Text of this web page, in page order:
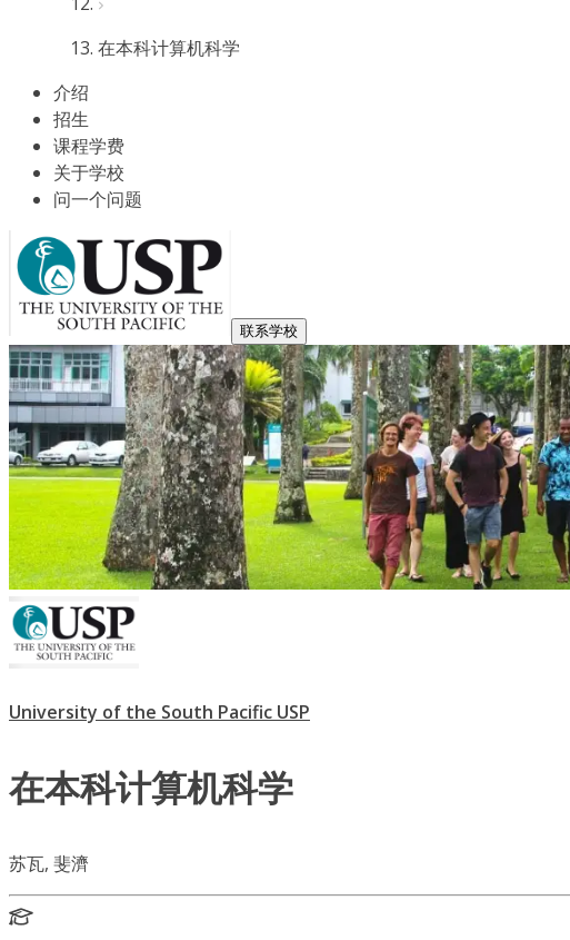
在本科计算机科学
介绍
招生
课程学费
关于学校
问一个问题
联系学校
University of the South Pacific USP
在本科计算机科学
苏瓦, 斐濟